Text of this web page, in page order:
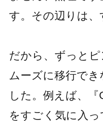
す。その辺りは、
だから、ずっと
ムーズに移行で
した。例えば、
をすごく気に入